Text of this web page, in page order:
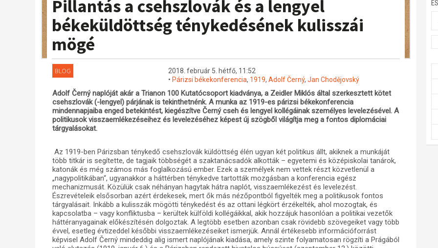
Pillantás a csehszlovák és a lengyel
békeküldöttség ténykedésének kulisszái
mögé
BLOG
2018. február 5. hétfő, 11:52
• Párizsi békekonferencia, 1919, Adolf Černý, Jan Chodějovský
Adolf Černý naplóját akár a Trianon 100 Kutatócsoport kiadványa, a Zeidler Miklós által szerkesztett kötet
csehszlovák (-lengyel) párjának is tekinthetnénk. A munka az 1919-es párizsi békekonferencia
mindennapjaiba enged betekintést, kiegészítve Černý cseh és lengyel kollégáinak személyes levelezésével. A
politikusok visszaemlékezéseihez és levelezéséhez képest új szögből világítja meg a fontos diplomáciai
tárgyalásokat.
Az 1919-ben Párizsban ténykedő csehszlovák küldöttség élén ugyan két politikus állt, akiknek a munkáját
több titkár is segítette, de tagjaik többségét a szaktanácsadók alkották – egyetemi és középiskolai tanárok,
katonák és még számos más foglalkozású ember. Ezek a személyek nem vettek részt közvetlenül a
„nagypolitikában“, ugyanakkor a háttérben ténykedve tartották mozgásban a konferencia egész
mechanizmusát. Közülük csak néhányan hagytak hátra naplót, visszaemlékezést és levelezést.
Észrevételeik elsősorban azért érdekesek, mert ők más nézőpontból figyelték meg a politikusok fontos
tárgyalásait. Inkább a kulisszák mögötti ténykedést és az ottani légkört érzékelték, ahol mozogtak, és
kapcsolatba – vagy konfliktusba – kerültek külföldi kollégáikkal, akik hozzájuk hasonlóan a politikai vezetők
háttéranyagainak előkészítésén dolgoztak. A legtöbb esetben azonban csak rövidebb szövegeiket vagy több
évvel, esetleg évtizeddel későbbi visszaemlékezéseiket ismerjük. Annál értékesebb információforrást
képvisel Adolf Černý mindeddig alig ismert naplójának kiadása, amely szinte folyamatosan rögzíti a Prágából